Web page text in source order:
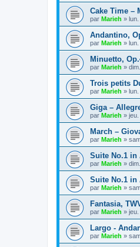
Cake Time –
par Marieh »
Andantino,
par Marieh »
Minuetto,
par Marieh »
Trois petits
par Marieh »
Giga –
par Marieh »
March –
par Marieh »
Suite No.1 in
par Marieh »
Suite No.1 in
par Marieh »
Fantasia,
par Marieh »
Largo -
par Marieh »